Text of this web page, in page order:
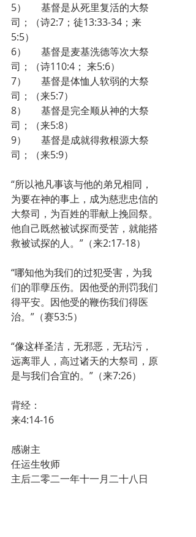
5）      基督是从死里复活的大祭
司；（诗2:7；徒13:33-34；来
5:5）
6）      基督是麦基洗德等次大祭
司；（诗110:4； 来5:6）
7）      基督是体恤人软弱的大祭
司；（来5:7）
8）      基督是完全顺从神的大祭
司；（来5:8）
9）      基督是成就得救根源大祭
司；（来5:9）
“所以祂凡事该与他的弟兄相同，
为要在神的事上，成为慈悲忠信的
大祭司，为百姓的罪献上挽回祭。
他自己既然被试探而受苦，就能搭
救被试探的人。”（来2:17-18）
“哪知他为我们的过犯受害，为我
们的罪孽压伤。因他受的刑罚我们
得平安。因他受的鞭伤我们得医
治。”（赛53:5）
“像这样圣洁，无邪恶，无玷污，
远离罪人，高过诸天的大祭司，原
是与我们合宜的。”（来7:26）
背经：
来4:14-16
感谢主
任运生牧师
主后二零二一年十一月二十八日